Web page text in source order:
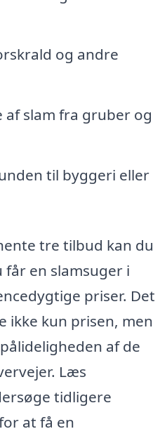
og andre
af slam fra gruber og
til byggeri eller
tre tilbud kan du
får en slamsuger i
priser. Det
ikke kun prisen, men
af de
Læs
tidligere
at få en